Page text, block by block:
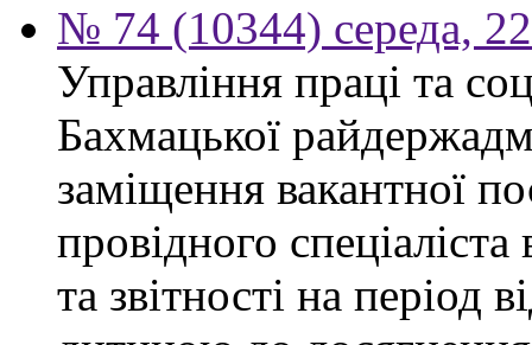
№ 74 (10344) середа,
Управління праці та
Бахмацької
заміщення вакантної
провідного спеціаліста
та звітності на період